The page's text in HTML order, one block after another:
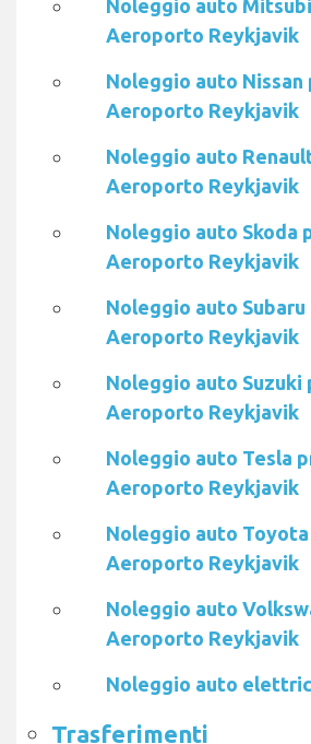
Noleggio auto
Aeroporto Reykjavik
Noleggio auto Nissan
Aeroporto Reykjavik
Noleggio auto
Aeroporto Reykjavik
Noleggio auto Skoda
Aeroporto Reykjavik
Noleggio auto Subaru
Aeroporto Reykjavik
Noleggio auto Suzuki
Aeroporto Reykjavik
Noleggio auto Tesla
Aeroporto Reykjavik
Noleggio auto
Aeroporto Reykjavik
Noleggio auto
Aeroporto Reykjavik
Noleggio auto
Trasferimenti